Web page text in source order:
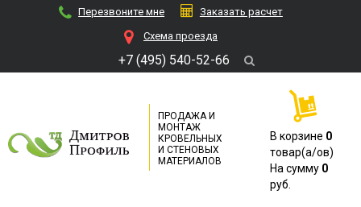
Перезвоните мне
Заказать расчет
Cхема проезда
+7 (495) 540-52-66
ПРОДАЖА И
МОНТАЖ
КРОВЕЛЬНЫХ
И СТЕНОВЫХ
МАТЕРИАЛОВ
В корзине 0
товар(a/ов)
На сумму 0
руб.